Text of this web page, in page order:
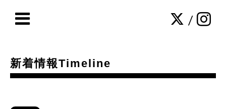
/
新着情報Timeline